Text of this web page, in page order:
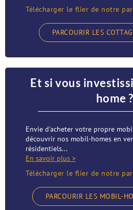
Télécharger le flier de notre
PARCOURIR LES
Et si vous
home ?
Envie d'acheter votre propre
découvrir nos mobil-homes en
résidentiels...
En savoir plus >
Télécharger le flier de notre
PARCOURIR LES MOBIL-